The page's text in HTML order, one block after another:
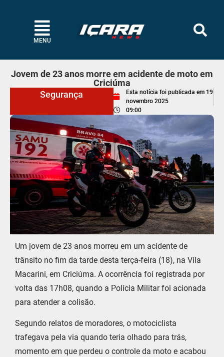
MENU
Jovem de 23 anos morre em acidente de moto em
Criciúma
Segurança
Esta notícia foi publicada em 19
novembro 2025
09:00
Um jovem de 23 anos morreu em um acidente de
trânsito no fim da tarde desta terça-feira (18), na Vila
Macarini, em Criciúma. A ocorrência foi registrada por
volta das 17h08, quando a Polícia Militar foi acionada
para atender a colisão.
Segundo relatos de moradores, o motociclista
trafegava pela via quando teria olhado para trás,
momento em que perdeu o controle da moto e acabou